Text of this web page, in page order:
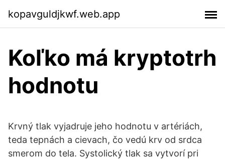
kopavguldjkwf.web.app
Koľko má kryptotrh
hodnotu
Krvný tlak vyjadruje jeho hodnotu v artériách,
teda tepnách a cievach, čo vedú krv od srdca
smerom do tela. Systolický tlak sa vytvorí pri